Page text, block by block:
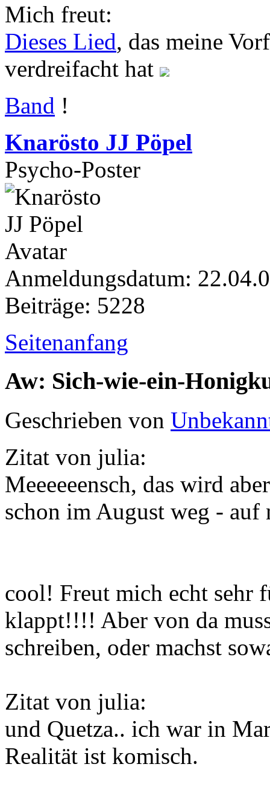
Mich freut:
Dieses Lied, das meine
verdreifacht hat
Band !
Knarösto JJ Pöpel
Psycho-Poster
Anmeldungsdatum:
Beiträge: 5228
Seitenanfang
Aw: Sich-wie-ein-
Geschrieben von
Zitat von julia:
Meeeeeensch, das wird
schon im August weg - auf
cool! Freut mich echt sehr
klappt!!!! Aber von da
schreiben, oder machst
Zitat von julia:
und Quetza.. ich war in
Realität ist komisch.